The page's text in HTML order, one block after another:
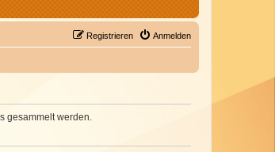
Anmelden
Registrieren
gesammelt werden.